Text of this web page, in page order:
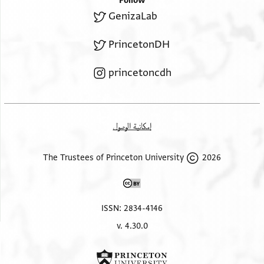
GenizaLab
PrincetonDH
princetoncdh
إمكانية الوصول
2026 The Trustees of Princeton University
ISSN: 2834-4146
v. 4.30.0